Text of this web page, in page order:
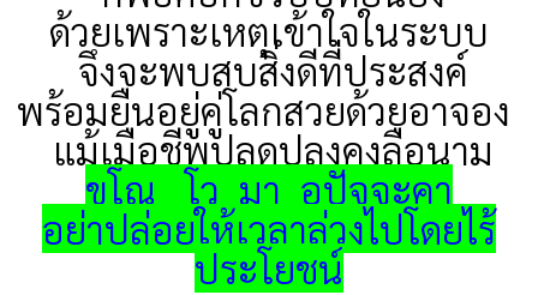
ด้วยเพราะเหตุเข้าใจในระบบ
จึงจะพบสบสิ่งดีที่ประสงค์
พร้อมยืนอยู่คู่โลกสวยด้วยอาจอง
แม้เมือชีพปลดปลงคงลือนาม
ขโณ
โว มา อุปัจจะคา
อย่าปล่อยให้เวลาล่วงไปโดยไร้
ประโยชน์